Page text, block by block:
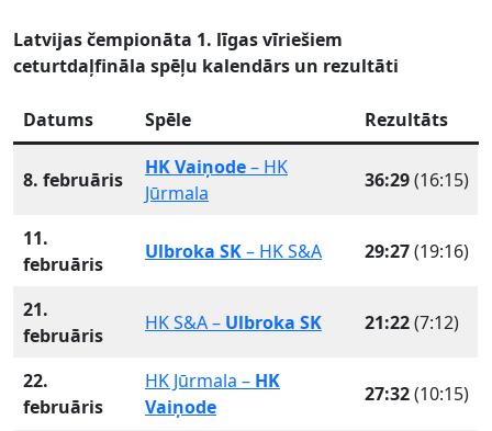
Latvijas čempionāta 1. līgas vīriešiem
ceturtdaļfināla spēļu kalendārs un rezultāti
Datums Spēle Rezultāts
8. februāris
HK Vaiņode– HK
Jūrmala
36:29(16:15)
11.
februāris
Ulbroka SK– HK S&A 29:27(19:16)
21.
februāris
HK S&A – Ulbroka SK 21:22(7:12)
22.
februāris
HK Jūrmala – HK
Vaiņode
27:32(10:15)